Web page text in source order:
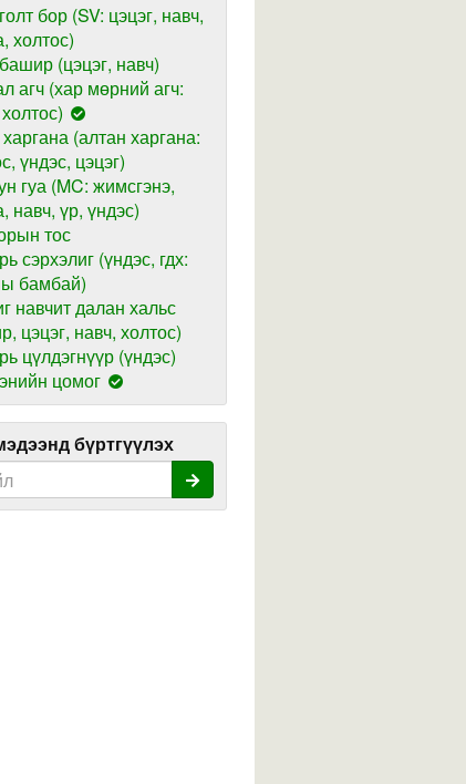
бор (SV: цэцэг, навч,
холтос)
(цэцэг, навч)
агч (хар мөрний агч:
(алтан харгана:
үндэс, цэцэг)
гуа (MC: жимсгэнэ,
навч, үр, үндэс)
тос
сэрхэлиг (үндэс, гдх:
бамбай)
навчит далан хальс
цэцэг, навч, холтос)
цүлдэгнүүр (үндэс)
цомог
бүртгүүлэх